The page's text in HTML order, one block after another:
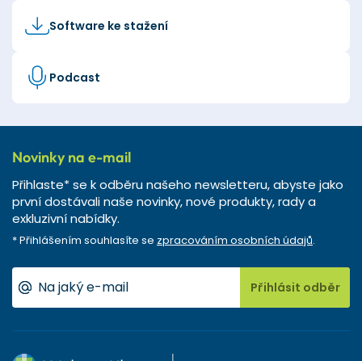
Software ke stažení
Podcast
Novinky na e-mail
Přihlaste* se k odběru našeho newsletteru, abyste jako
první dostávali naše novinky, nové produkty, rady a
exkluzivní nabídky.
* Přihlášením souhlasíte se zpracováním osobních údajů.
Přihlásit odběr